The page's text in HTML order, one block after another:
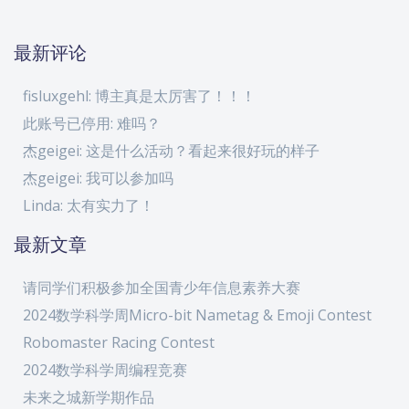
最新评论
fisluxgehl: 博主真是太厉害了！！！
此账号已停用: 难吗？
杰geigei: 这是什么活动？看起来很好玩的样子
杰geigei: 我可以参加吗
Linda: 太有实力了！
最新文章
请同学们积极参加全国青少年信息素养大赛
2024数学科学周Micro-bit Nametag & Emoji Contest
Robomaster Racing Contest
2024数学科学周编程竞赛
未来之城新学期作品